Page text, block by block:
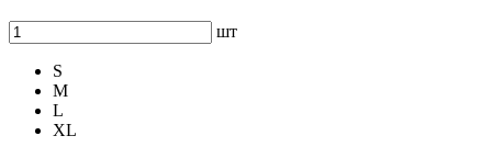
шт
S
M
L
XL